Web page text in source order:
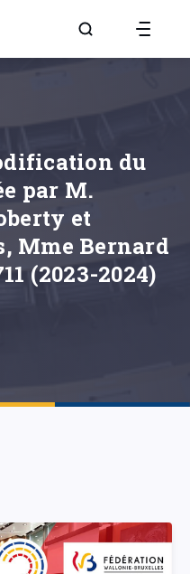
Aller à la page
du
par M.
et
Mme Bernard
(2023-2024)